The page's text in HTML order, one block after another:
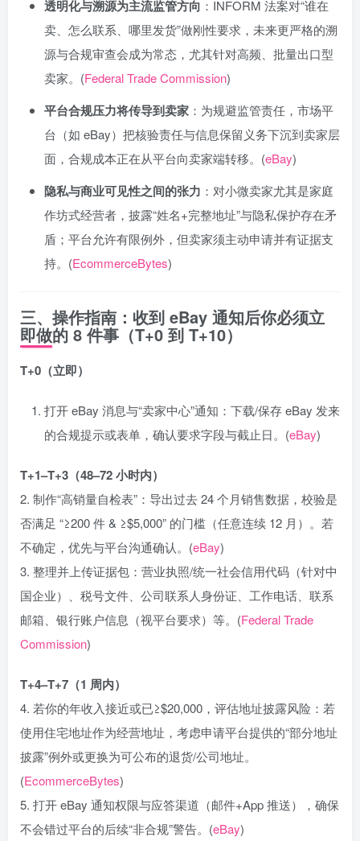
透明化与溯源为主流监管方向 ：INFORM 法案对“谁在
卖、怎么联系、哪里发货”做刚性要求，未来更严格的溯
源与合规审查会成为常态，尤其针对高频、批量出口型
卖家。(Federal Trade Commission)
平台合规压力将传导到卖家 ：为规避监管责任，市场平
台（如 eBay）把核验责任与信息保留义务下沉到卖家层
面，合规成本正在从平台向卖家端转移。(eBay)
隐私与商业可见性之间的张力 ：对小微卖家尤其是家庭
作坊式经营者，披露“姓名+完整地址”与隐私保护存在矛
盾；平台允许有限例外，但卖家须主动申请并有证据支
持。(EcommerceBytes)
三、操作指南：收到 eBay 通知后你必须立
即做的 8 件事（T+0 到 T+10）
T+0（立即）
打开 eBay 消息与“卖家中心”通知：下载/保存 eBay 发来
的合规提示或表单，确认要求字段与截止日。(eBay)
T+1–T+3（48–72 小时内）
2. 制作“高销量自检表”：导出过去 24 个月销售数据，校验是
否满足 “≥200 件 & ≥$5,000” 的门槛（任意连续 12 月）。若
不确定，优先与平台沟通确认。(eBay)
3. 整理并上传证据包：营业执照/统一社会信用代码（针对中
国企业）、税号文件、公司联系人身份证、工作电话、联系
邮箱、银行账户信息（视平台要求）等。(Federal Trade
Commission)
T+4–T+7（1 周内）
4. 若你的年收入接近或已≥$20,000，评估地址披露风险：若
使用住宅地址作为经营地址，考虑申请平台提供的“部分地址
披露”例外或更换为可公布的退货/公司地址。
(EcommerceBytes)
5. 打开 eBay 通知权限与应答渠道（邮件+App 推送），确保
不会错过平台的后续“非合规”警告。(eBay)